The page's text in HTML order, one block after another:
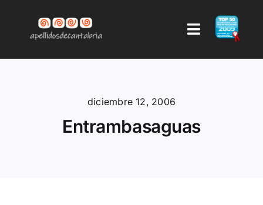
contenido
Toggle
Navigation
diciembre 12, 2006
Entrambasaguas